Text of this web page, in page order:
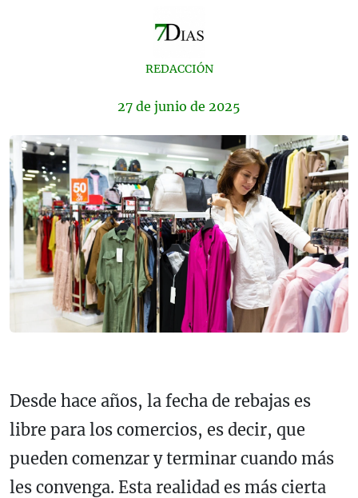
REDACCIÓN
27 de junio de 2025
Desde hace años, la fecha de rebajas es
libre para los comercios, es decir, que
pueden comenzar y terminar cuando más
les convenga. Esta realidad es más cierta